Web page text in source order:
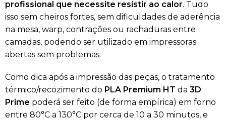
profissional que necessite resistir ao calor. Tudo
isso sem cheiros fortes, sem dificuldades de aderência
na mesa, warp, contrações ou rachaduras entre
camadas, podendo ser utilizado em impressoras
abertas sem problemas.
Como dica após a impressão das peças, o tratamento
térmico/recozimento do PLA Premium HT da 3D
Prime poderá ser feito (de forma empírica) em forno
entre 80°C a 130°C por cerca de 10 a 30 minutos, e